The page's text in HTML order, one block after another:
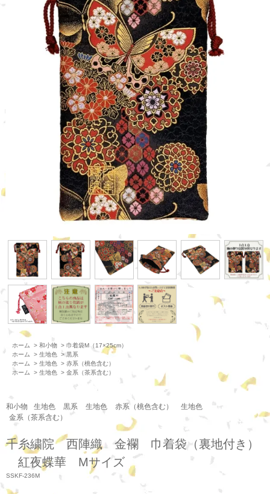
ホーム > 和小物 > 巾着袋M（17×25cm）
ホーム
> 生地色 >黒系
ホーム
> 生地色 > 赤系（桃色含む）
ホーム
> 生地色 > 金系（茶系含む）
和小物 生地色 黒系 生地色 赤系（桃色含む）
生地色
金系（茶系含む）
千糸繍院 西陣織 金襴 巾着袋（裏地付き）
紅夜蝶華 Mサイズ
SSKF-236M